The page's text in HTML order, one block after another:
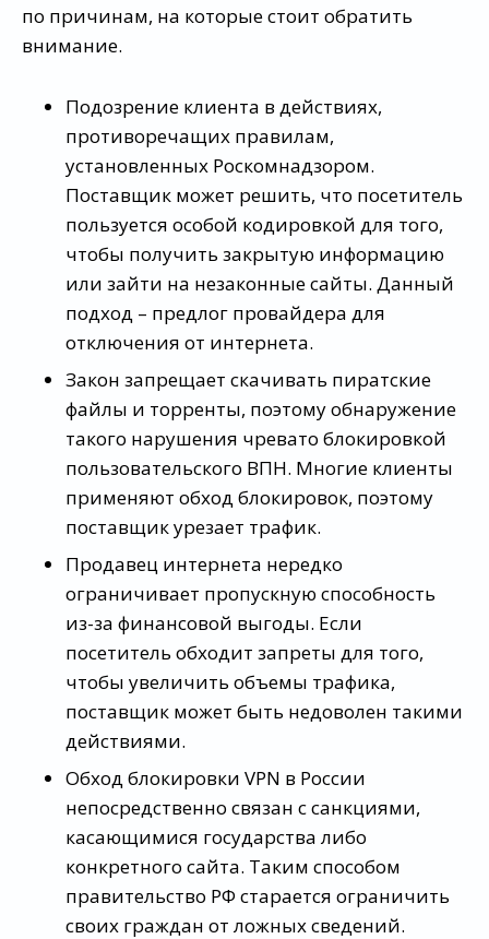
по причинам, на которые стоит обратить
внимание.
Подозрение клиента в действиях,
противоречащих правилам,
установленных Роскомнадзором.
Поставщик может решить, что посетитель
пользуется особой кодировкой для того,
чтобы получить закрытую информацию
или зайти на незаконные сайты. Данный
подход – предлог провайдера для
отключения от интернета.
Закон запрещает скачивать пиратские
файлы и торренты, поэтому обнаружение
такого нарушения чревато блокировкой
пользовательского ВПН. Многие клиенты
применяют обход блокировок, поэтому
поставщик урезает трафик.
Продавец интернета нередко
ограничивает пропускную способность
из-за финансовой выгоды. Если
посетитель обходит запреты для того,
чтобы увеличить объемы трафика,
поставщик может быть недоволен такими
действиями.
Обход блокировки VPN в России
непосредственно связан с санкциями,
касающимися государства либо
конкретного сайта. Таким способом
правительство РФ старается ограничить
своих граждан от ложных сведений.